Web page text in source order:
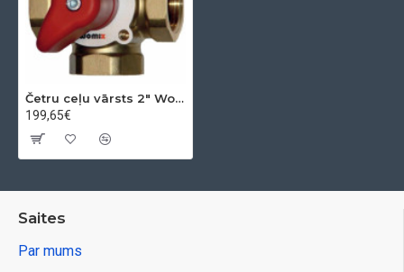
Četru ceļu vārsts 2" Womix 44kVs
199,65€
Saites
Par mums